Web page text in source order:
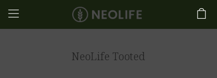
NeoLife Tooted